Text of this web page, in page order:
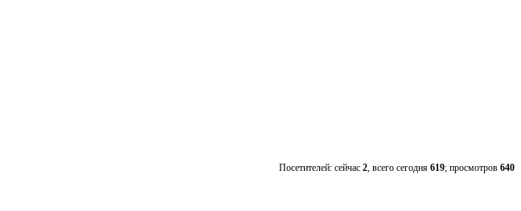
Посетителей: сейчас 2, всего сегодня 619; просмотров 640